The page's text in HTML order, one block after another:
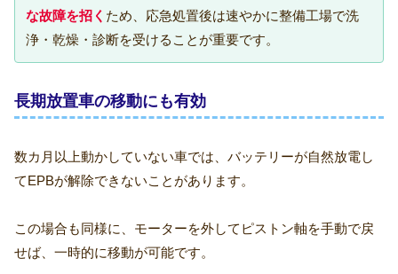
な故障を招く ため、応急処置後は速やかに整備工場で洗
浄・乾燥・診断を受けることが重要です。
長期放置車の移動にも有効
数カ月以上動かしていない車では、バッテリーが自然放電し
てEPBが解除できないことがあります。
この場合も同様に、モーターを外してピストン軸を手動で戻
せば、一時的に移動が可能です。